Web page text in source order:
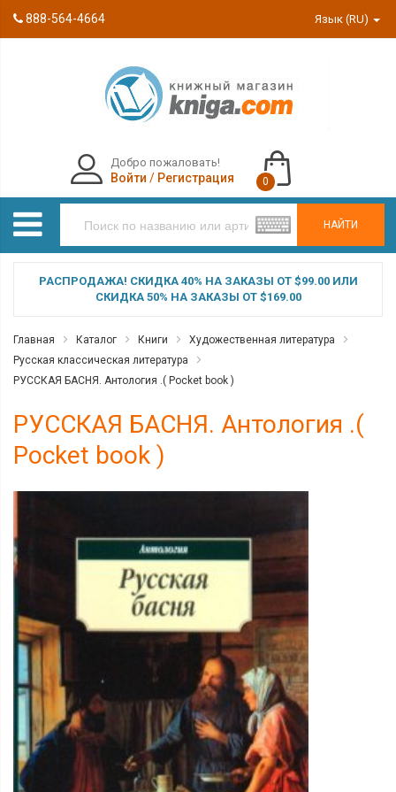
888-564-4664 Язык (RU)
НАЙТИ
Добро пожаловать!
Войти / Регистрация 0
РАСПРОДАЖА! СКИДКА 40% НА ЗАКАЗЫ ОТ $99.00 ИЛИ
СКИДКА 50% НА ЗАКАЗЫ ОТ $169.00
Главная Каталог Книги
Художественная литература
Русская классическая литература
РУССКАЯ БАСНЯ. Антология .( Pocket book )
РУССКАЯ БАСНЯ. Антология .(
Pocket book )